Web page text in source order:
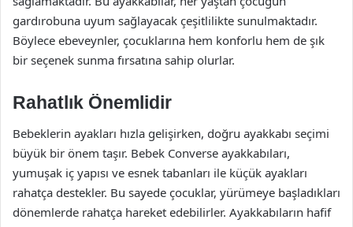
gardırobuna uyum sağlayacak çeşitlilikte sunulmaktadır.
Böylece ebeveynler, çocuklarına hem konforlu hem de şık
bir seçenek sunma fırsatına sahip olurlar.
Rahatlık Önemlidir
Bebeklerin ayakları hızla gelişirken, doğru ayakkabı seçimi
büyük bir önem taşır. Bebek Converse ayakkabıları,
yumuşak iç yapısı ve esnek tabanları ile küçük ayakları
rahatça destekler. Bu sayede çocuklar, yürümeye başladıkları
dönemlerde rahatça hareket edebilirler. Ayakkabıların hafif